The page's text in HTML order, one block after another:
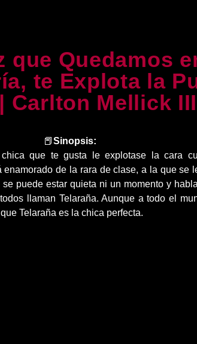
que Quedamos
te Explota la
Carlton Mellick III
📕 Sinopsis:
que te gusta le explotase la cara
enamorado de la rara de clase, a la que se
puede estar quieta ni un momento y
llaman Telaraña. Aunque a todo el
Telaraña es la chica perfecta.